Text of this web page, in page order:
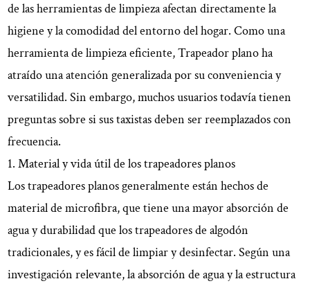
de las herramientas de limpieza afectan directamente la
higiene y la comodidad del entorno del hogar. Como una
herramienta de limpieza eficiente,Trapeador planoha
atraído una atención generalizada por su conveniencia y
versatilidad. Sin embargo, muchos usuarios todavía tienen
preguntas sobre si sus taxistas deben ser reemplazados con
frecuencia.
1. Material y vida útil de los trapeadores planos
Los trapeadores planos generalmente están hechos de
material de microfibra, que tiene una mayor absorción de
agua y durabilidad que los trapeadores de algodón
tradicionales, y es fácil de limpiar y desinfectar. Según una
investigación relevante, la absorción de agua y la estructura